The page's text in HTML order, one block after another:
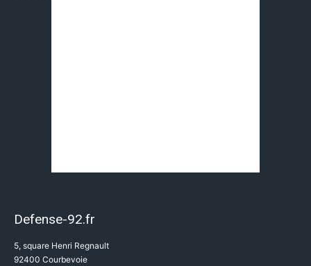
Defense-92.fr
5, square Henri Regnault
92400 Courbevoie